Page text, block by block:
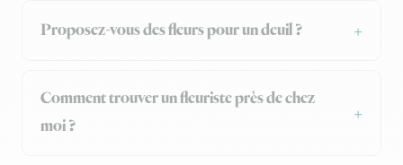
Proposez-vous des fleurs pour un deuil ?
Comment trouver un fleuriste près de chez
moi ?